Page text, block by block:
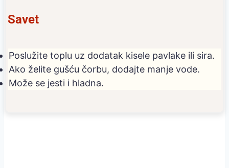
Savet
Poslužite toplu uz dodatak kisele pavlake ili sira.
Ako želite gušću čorbu, dodajte manje vode.
Može se jesti i hladna.